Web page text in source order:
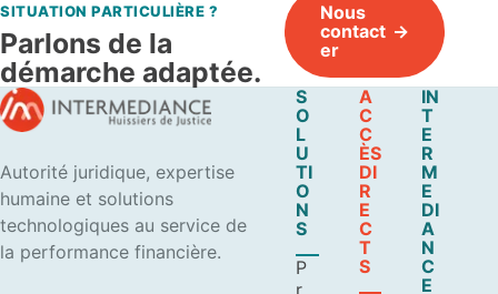
SITUATION PARTICULIÈRE ?
Parlons de la
démarche adaptée.
Nous
contact
er
Autorité juridique, expertise
humaine et solutions
technologiques au service de
la performance financière.
S
O
L
U
TI
O
N
S
P
A
C
C
ÈS
DI
R
E
C
T
S
IN
T
E
R
M
E
DI
A
N
C
E